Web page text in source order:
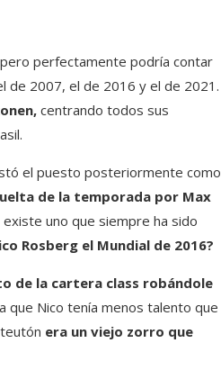
perfectamente podría contar
de 2007, el de 2016 y el de 2021.
centrando todos sus
el puesto posteriormente como
de la temporada por Max
uno que siempre ha sido
Rosberg el Mundial de 2016?
de la cartera class robándole
que Nico tenía menos talento que
era un viejo zorro que